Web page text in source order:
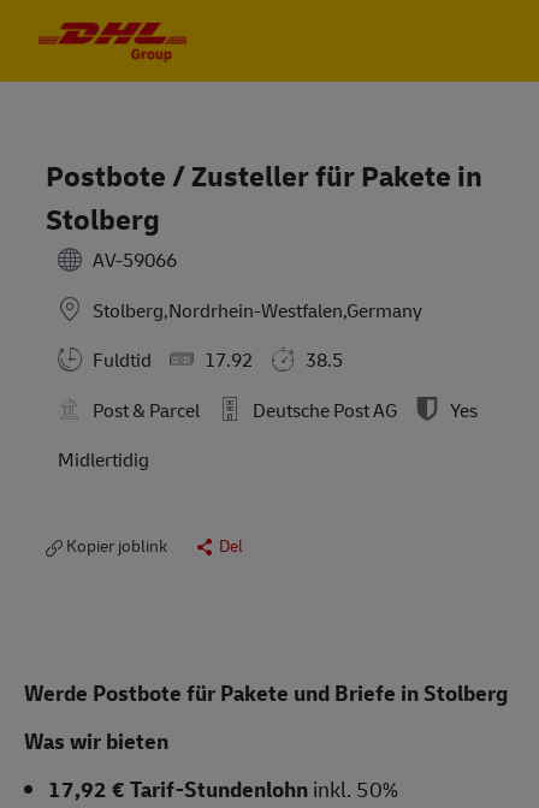
Postbote / Zusteller für Pakete in
Stolberg
AV-59066
Stolberg,Nordrhein-Westfalen,Germany
Fuldtid
17.92
38.5
Post & Parcel
Deutsche Post AG
Yes
Midlertidig
Kopier joblink Del
Werde Postbote für Pakete und Briefe in Stolberg
Was wir bieten
17,92 € Tarif-Stundenlohninkl. 50%